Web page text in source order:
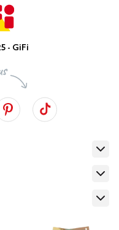
- GiFi